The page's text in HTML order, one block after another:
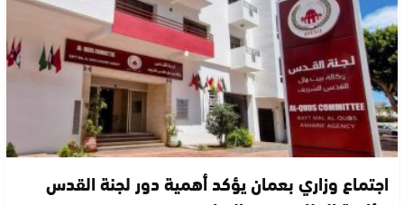
اجتماع وزاري بعمان يؤكد أهمية دور لجنة القدس